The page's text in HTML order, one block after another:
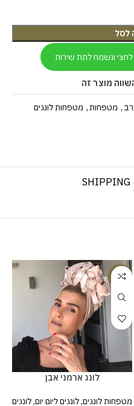
לסל
ונשמח לתת שירות
מוצר זה
, מטפחות, מטפחות לונגים
SHIPPING
-20%
לונג ארמני אבן
מטפחות לונגים,לונגים ליום יום,לונגים